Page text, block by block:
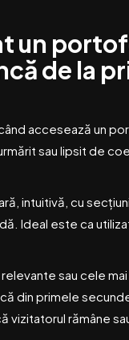
un
de la
accesează un
sau lipsit de
intuitivă, cu
Ideal este ca
sau cele
din primele
rămâne